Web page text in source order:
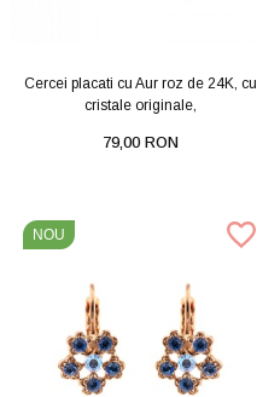
Cercei placati cu Aur roz de 24K, cu
cristale originale,
79,00 RON
NOU